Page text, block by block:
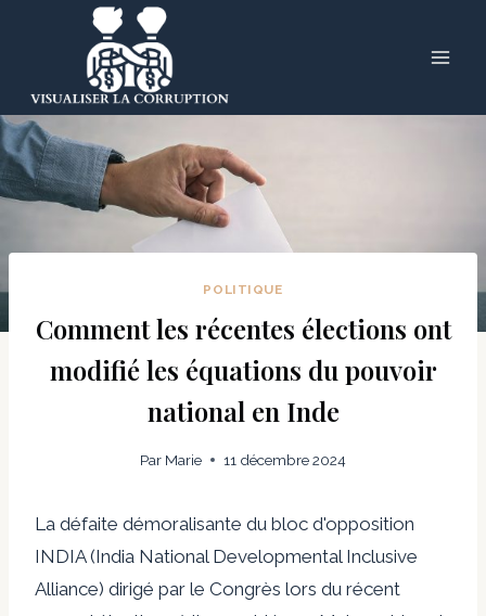
POLITIQUE
Comment les récentes élections ont
modifié les équations du pouvoir
national en Inde
Par Marie 11 décembre 2024
La défaite démoralisante du bloc d'opposition
INDIA (India National Developmental Inclusive
Alliance) dirigé par le Congrès lors du récent